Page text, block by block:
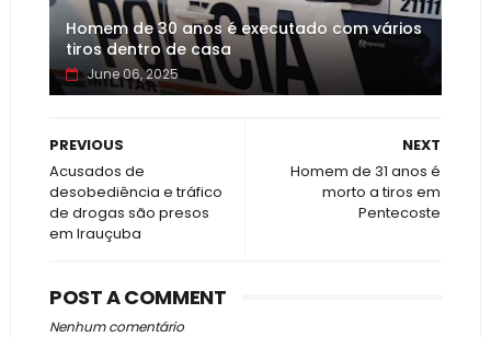
Homem de 30 anos é executado com vários
tiros dentro de casa
June 06, 2025
NEXT
Homem de 31 anos é
morto a tiros em
Pentecoste
PREVIOUS
Acusados de
desobediência e tráfico
de drogas são presos
em Irauçuba
POST A COMMENT
Nenhum comentário